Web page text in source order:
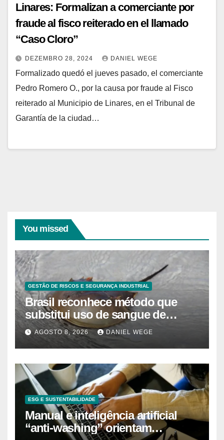
Linares: Formalizan a comerciante por
fraude al fisco reiterado en el llamado
“Caso Cloro”
DEZEMBRO 28, 2024 DANIEL WEGE
Formalizado quedó el jueves pasado, el comerciante
Pedro Romero O., por la causa por fraude al Fisco
reiterado al Municipio de Linares, en el Tribunal de
Garantía de la ciudad…
You missed
GESTÃO DE RISCOS E SEGURANÇA INDUSTRIAL
Brasil reconhece método que
substitui uso de sangue de
caranguejo-ferradura em testes
farmacêuticos
AGOSTO 8, 2026 DANIEL WEGE
ESG E SUSTENTABILIDADE
Manual e inteligência artificial
“anti-washing” orientam